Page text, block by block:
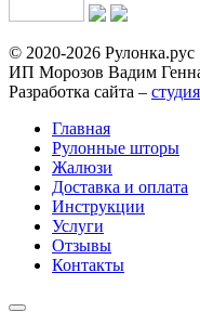
© 2020-2026 Рулонка.рус
ИП Морозов Вадим
Разработка сайта –
Главная
Рулонные шторы
Жалюзи
Доставка и оплата
Инструкции
Услуги
Отзывы
Контакты